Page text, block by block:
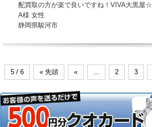
配買取の方が楽で良いですね！VIVA大黒屋☆
A様 女性
静岡県駿河市
5 / 6 « 先頭 « 2 3